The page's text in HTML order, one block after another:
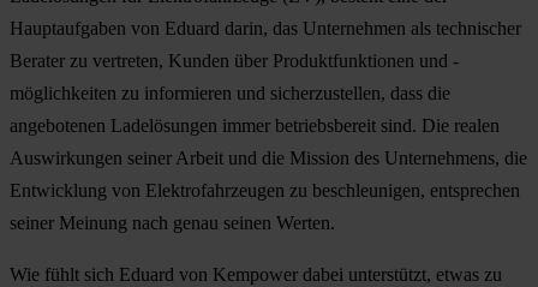
Hauptaufgaben von Eduard darin, das Unternehmen als technischer
Berater zu vertreten, Kunden über Produktfunktionen und -
möglichkeiten zu informieren und sicherzustellen, dass die
angebotenen Ladelösungen immer betriebsbereit sind. Die realen
Auswirkungen seiner Arbeit und die Mission des Unternehmens, die
Entwicklung von Elektrofahrzeugen zu beschleunigen, entsprechen
seiner Meinung nach genau seinen Werten.
Wie fühlt sich Eduard von Kempower dabei unterstützt, etwas zu